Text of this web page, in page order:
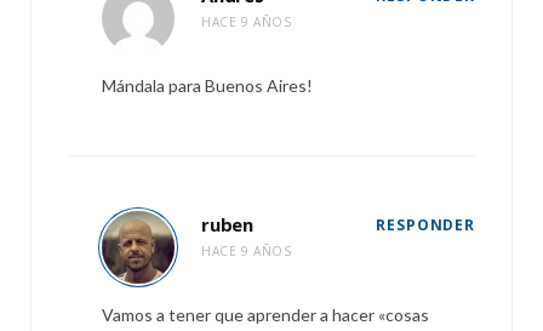
HACE 9 AÑOS
Mándala para Buenos Aires!
ruben
HACE 9 AÑOS
RESPONDER
Vamos a tener que aprender a hacer «cosas